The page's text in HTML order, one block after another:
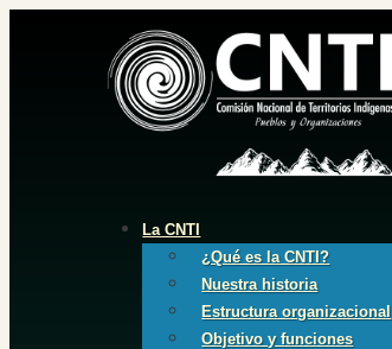
La CNTI
¿Qué es la CNTI?
Nuestra historia
Estructura organizacional
Objetivo y funciones